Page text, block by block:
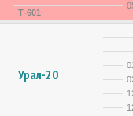
Т-601
Урал-20